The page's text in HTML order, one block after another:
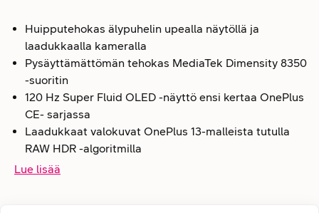
Huipputehokas älypuhelin upealla näytöllä ja
laadukkaalla kameralla
Pysäyttämättömän tehokas MediaTek Dimensity 8350
-suoritin
120 Hz Super Fluid OLED -näyttö ensi kertaa OnePlus
CE- sarjassa
Laadukkaat valokuvat OnePlus 13-malleista tutulla
RAW HDR -algoritmilla
Lue lisää